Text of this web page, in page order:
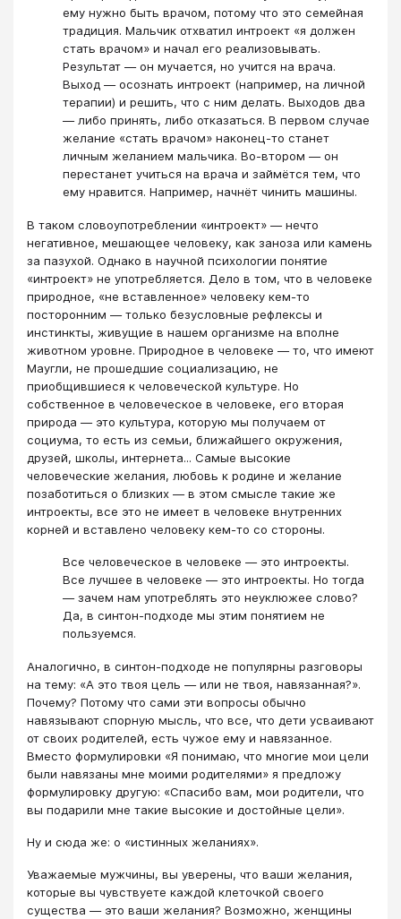
ему нужно быть врачом, потому что это семейная
традиция. Мальчик отхватил интроект «я должен
стать врачом» и начал его реализовывать.
Результат — он мучается, но учится на врача.
Выход — осознать интроект (например, на личной
терапии) и решить, что с ним делать. Выходов два
— либо принять, либо отказаться. В первом случае
желание «стать врачом» наконец-то станет
личным желанием мальчика. Во-втором — он
перестанет учиться на врача и займётся тем, что
ему нравится. Например, начнёт чинить машины.
В таком словоупотреблении «интроект» — нечто
негативное, мешающее человеку, как заноза или камень
за пазухой. Однако в научной психологии понятие
«интроект» не употребляется. Дело в том, что в человеке
природное, «не вставленное» человеку кем-то
посторонним — только безусловные рефлексы и
инстинкты, живущие в нашем организме на вполне
животном уровне. Природное в человеке — то, что имеют
Маугли, не прошедшие социализацию, не
приобщившиеся к человеческой культуре. Но
собственное в человеческое в человеке, его вторая
природа — это культура, которую мы получаем от
социума, то есть из семьи, ближайшего окружения,
друзей, школы, интернета... Самые высокие
человеческие желания, любовь к родине и желание
позаботиться о близких — в этом смысле такие же
интроекты, все это не имеет в человеке внутренних
корней и вставлено человеку кем-то со стороны.
Все человеческое в человеке — это интроекты.
Все лучшее в человеке — это интроекты. Но тогда
— зачем нам употреблять это неуклюжее слово?
Да, в синтон-подходе мы этим понятием не
пользуемся.
Аналогично, в синтон-подходе не популярны разговоры
на тему: «А это твоя цель — или не твоя, навязанная?».
Почему? Потому что сами эти вопросы обычно
навязывают спорную мысль, что все, что дети усваивают
от своих родителей, есть чужое ему и навязанное.
Вместо формулировки «Я понимаю, что многие мои цели
были навязаны мне моими родителями» я предложу
формулировку другую: «Спасибо вам, мои родители, что
вы подарили мне такие высокие и достойные цели».
Ну и сюда же: о «истинных желаниях».
Уважаемые мужчины, вы уверены, что ваши желания,
которые вы чувствуете каждой клеточкой своего
существа — это ваши желания? Возможно, женщины